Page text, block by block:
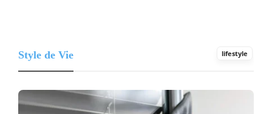
Style de Vie lifestyle